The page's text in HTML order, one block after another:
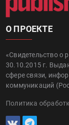
О ПРОЕКТЕ
«Свидетельство
30.10.2015 г.
сфере связи,
коммуникаций
Политика